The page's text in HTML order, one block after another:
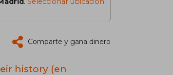
Comparte y gana dinero
history (en